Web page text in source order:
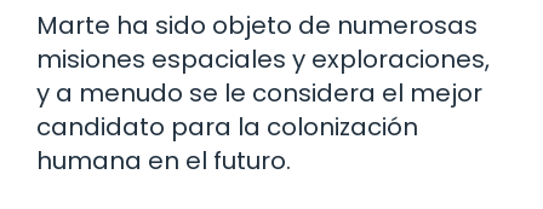
Marte ha sido objeto de numerosas
misiones espaciales y exploraciones,
y a menudo se le considera el mejor
candidato para la colonización
humana en el futuro.